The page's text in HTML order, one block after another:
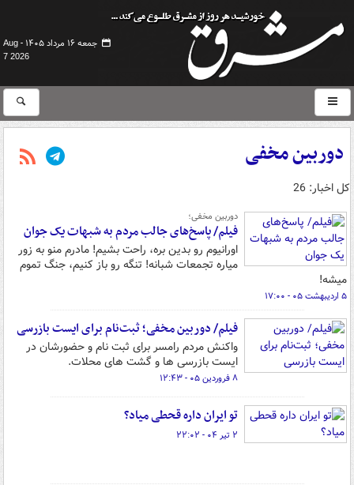
جمعه ۱۶ مرداد ۱۴۰۵ -
Aug
7 2026
دوربین مخفی
کل اخبار: 26
دوربین مخفی؛
فیلم/ پاسخ‌های جالب مردم به شبهات یک جوان
اورانیوم رو بدین بره، راحت بشیم! مادرم منو به زور
میاره تجمعات شبانه! تنگه رو باز کنیم، جنگ تموم
میشه!
۵ اردیبهشت ۰۵ - ۱۷:۰۰
فیلم/ دوربین مخفی؛ ثبت‌نام برای ایست بازرسی
واکنش مردم رامسر برای ثبت نام و حضورشان در
ایست بازرسی ها و گشت های محلات.
۸ فروردین ۰۵ - ۱۲:۴۳
تو ایران داره قحطی میاد؟
۲ تیر ۰۴ - ۲۲:۰۲